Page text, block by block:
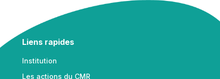
Liens rapides
Institution
Les actions du CMR